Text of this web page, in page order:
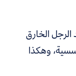
الخارق
وهكذا